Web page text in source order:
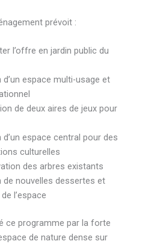
prévoit :
l’offre en jardin public du
d’un espace multi-usage et
de deux aires de jeux pour
d’un espace central pour des
culturelles
des arbres existants
de nouvelles dessertes et
l’espace
ce programme par la forte
de nature dense sur